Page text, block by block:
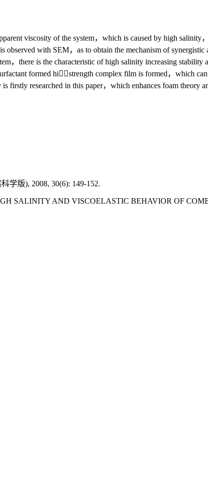
viscosity of the system，which is caused by high salinity
with SEM，as to obtain the mechanism of synergistic
，there is the characteristic of high salinity increasing stability
formed histrength complex film is formed，which
firstly researched in this paper，which enhances foam theory
版), 2008, 30(6): 149-152.
SALINITY AND VISCOELASTIC BEHAVIOR OF